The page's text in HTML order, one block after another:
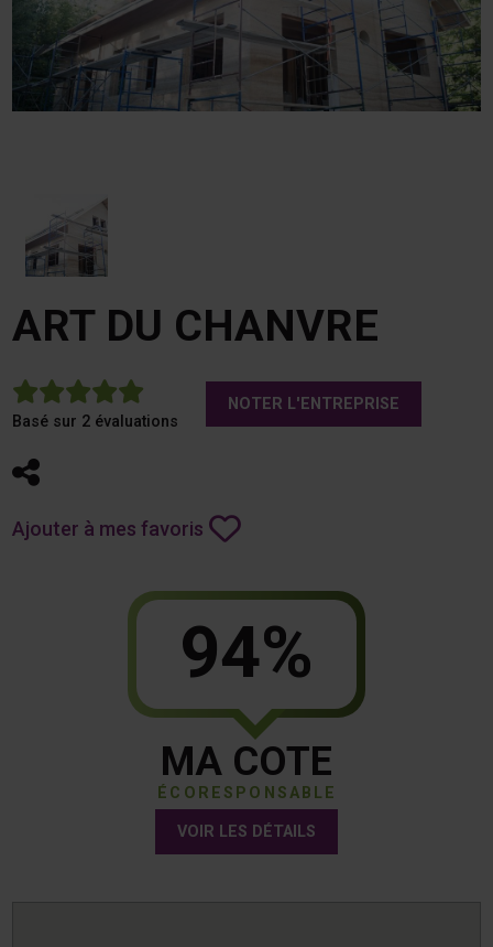
ART DU CHANVRE
5
Basé sur 2 évaluations
NOTER L'ENTREPRISE
Partager
Ajouter à mes favoris
94%
MA COTE
ÉCORESPONSABLE
VOIR LES DÉTAILS